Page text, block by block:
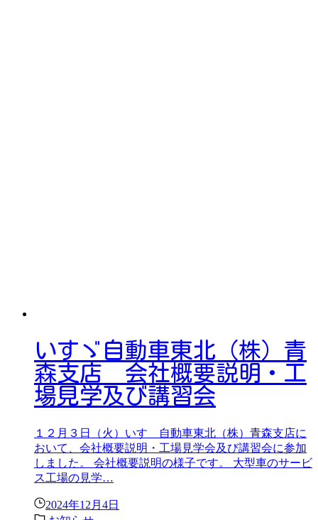
いすゞ自動車東北（株）青
森支店 会社概要説明・工
場見学及び講習会
１２月３日（火）いすゞ自動車東北（株）青森支店に
おいて、会社概要説明・工場見学会及び講習会に参加
しました。 会社概要説明の様子です。 大型車のサービ
ス工場の見学…
2024年12月4日